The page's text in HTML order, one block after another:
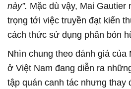
này”. Mặc dù vậy, Mai Gautier
trọng tới việc truyền đạt kiến
cách thức sử dụng phân bón
Nhìn chung theo đánh giá của
ở Việt Nam đang diễn ra
tập quán canh tác nhưng thay